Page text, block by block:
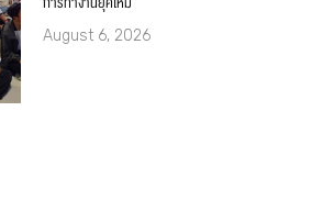
August 6, 2026